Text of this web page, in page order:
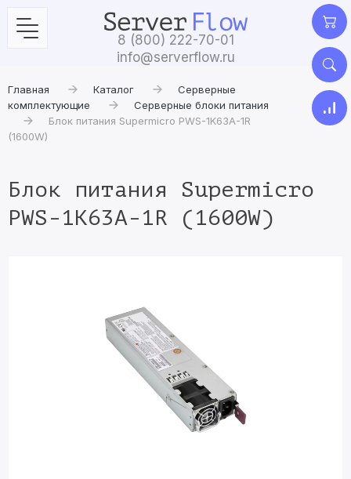
8 (800) 222-70-01
info@serverflow.ru
Главная Каталог
Серверные
комплектующие
Серверные блоки питания
Блок питания Supermicro PWS-1K63A-1R
(1600W)
Блок питания Supermicro
PWS-1K63A-1R (1600W)